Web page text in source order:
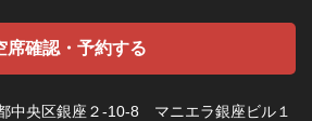
席確認・予約する
中央区銀座２-10-8 マニエラ銀座ビル１